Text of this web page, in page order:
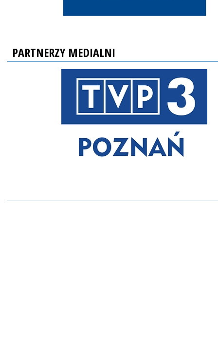
PARTNERZY MEDIALNI